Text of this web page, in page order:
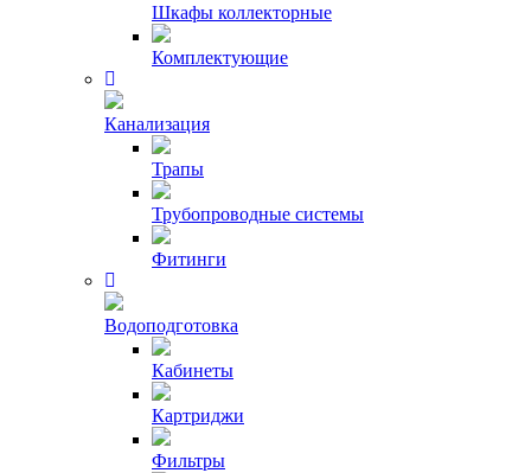
Шкафы коллекторные
Комплектующие
Канализация
Трапы
Трубопроводные системы
Фитинги
Водоподготовка
Кабинеты
Картриджи
Фильтры